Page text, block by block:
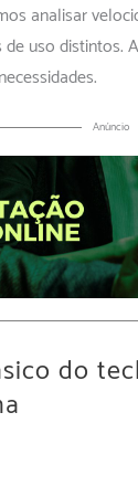
analisar
uso distintos.
Anúncio
do